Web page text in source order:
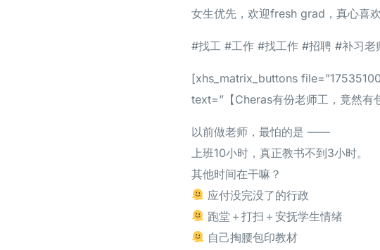
女生优先，欢迎fresh grad，真心喜
#找工 #工作 #找工作 #招聘 #补习
[xhs_matrix_buttons
text=”【Cheras有份老师工，竟然有
以前做老师，最怕的是 ——
上班10小时，真正教书不到3小时。
其他时间在干嘛？
应付没完没了的行政
跑堂＋打扫＋安抚学生情绪
自己掏腰包印教材